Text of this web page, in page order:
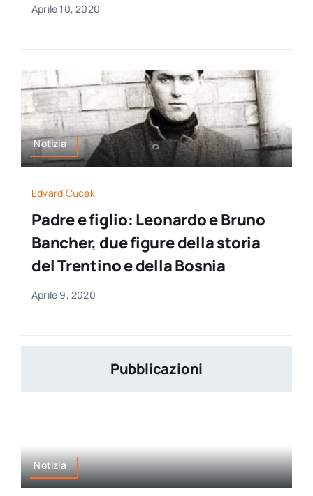
Aprile 10, 2020
Notizia
Edvard Cucek
Padre e figlio: Leonardo e Bruno
Bancher, due figure della storia
del Trentino e della Bosnia
Aprile 9, 2020
Pubblicazioni
Notizia